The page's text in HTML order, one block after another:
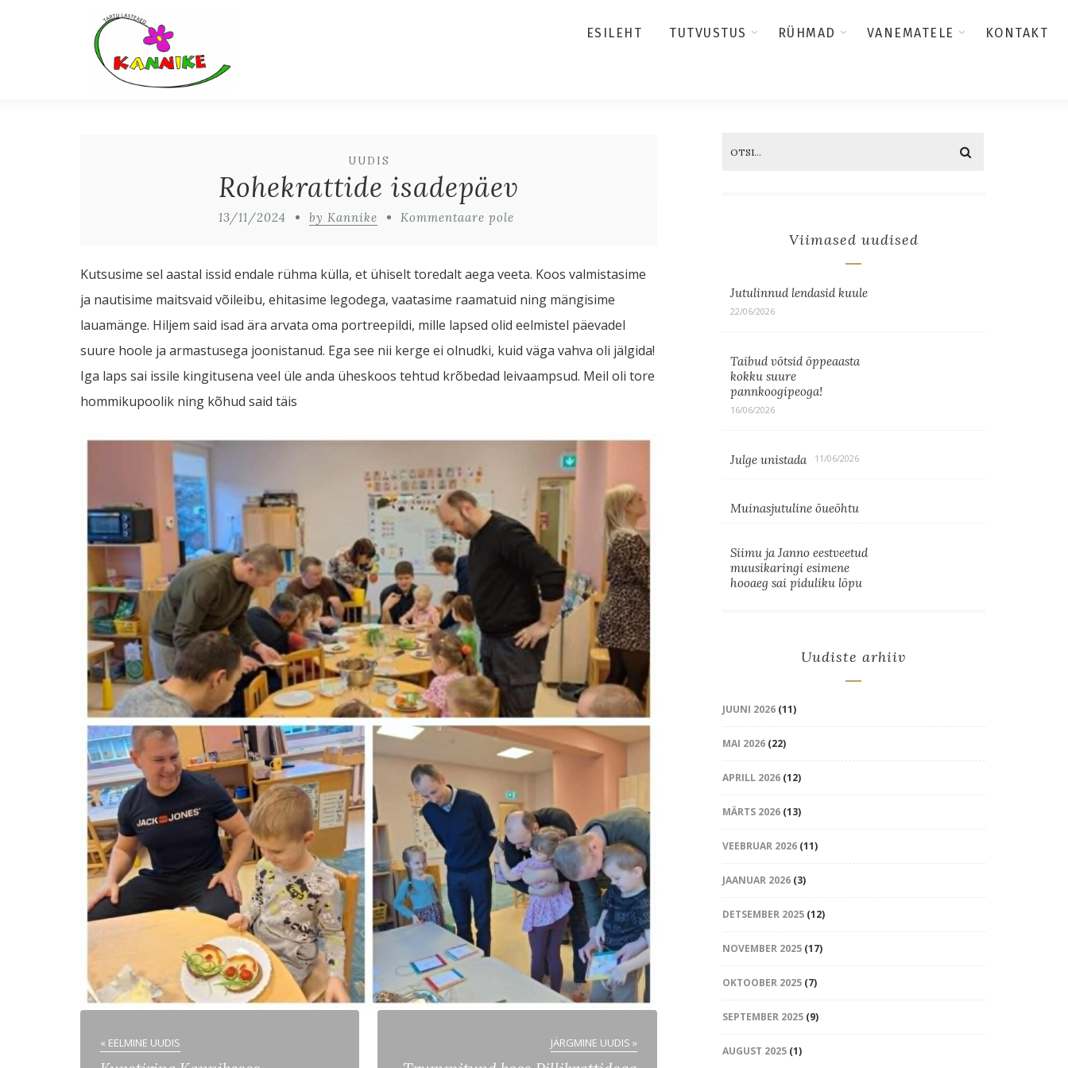
ESILEHT TUTVUSTUS RÜHMAD VANEMATELE KONTAKT
UUDIS
Rohekrattide isadepäev
13/11/2024 by Kannike Kommentaare pole
Kutsusime sel aastal issid endale rühma külla, et ühiselt toredalt aega veeta. Koos valmistasime
ja nautisime maitsvaid võileibu, ehitasime legodega, vaatasime raamatuid ning mängisime
lauamänge. Hiljem said isad ära arvata oma portreepildi, mille lapsed olid eelmistel päevadel
suure hoole ja armastusega joonistanud. Ega see nii kerge ei olnudki, kuid väga vahva oli jälgida!
Iga laps sai issile kingitusena veel üle anda üheskoos tehtud krõbedad leivaampsud. Meil oli tore
hommikupoolik ning kõhud said täis
« EELMINE UUDIS JÄRGMINE UUDIS »
Viimased uudised
Jutulinnud lendasid kuule
22/06/2026
Taibud võtsid õppeaasta
kokku suure
pannkoogipeoga!
16/06/2026
Julge unistada 11/06/2026
Muinasjutuline õueõhtu
Siimu ja Janno eestveetud
muusikaringi esimene
hooaeg sai piduliku lõpu
Uudiste arhiiv
JUUNI 2026(11)
MAI 2026(22)
APRILL 2026(12)
MÄRTS 2026(13)
VEEBRUAR 2026(11)
JAANUAR 2026(3)
DETSEMBER 2025(12)
NOVEMBER 2025(17)
OKTOOBER 2025(7)
SEPTEMBER 2025(9)
AUGUST 2025(1)